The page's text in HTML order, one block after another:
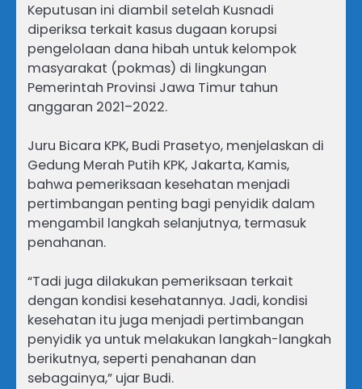
Keputusan ini diambil setelah Kusnadi
diperiksa terkait kasus dugaan korupsi
pengelolaan dana hibah untuk kelompok
masyarakat (pokmas) di lingkungan
Pemerintah Provinsi Jawa Timur tahun
anggaran 2021–2022.
Juru Bicara KPK, Budi Prasetyo, menjelaskan di
Gedung Merah Putih KPK, Jakarta, Kamis,
bahwa pemeriksaan kesehatan menjadi
pertimbangan penting bagi penyidik dalam
mengambil langkah selanjutnya, termasuk
penahanan.
“Tadi juga dilakukan pemeriksaan terkait
dengan kondisi kesehatannya. Jadi, kondisi
kesehatan itu juga menjadi pertimbangan
penyidik ya untuk melakukan langkah-langkah
berikutnya, seperti penahanan dan
sebagainya,” ujar Budi.